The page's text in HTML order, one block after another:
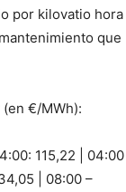
por kilovatio hora
que
€/MWh):
115,22 | 04:00
| 08:00 –